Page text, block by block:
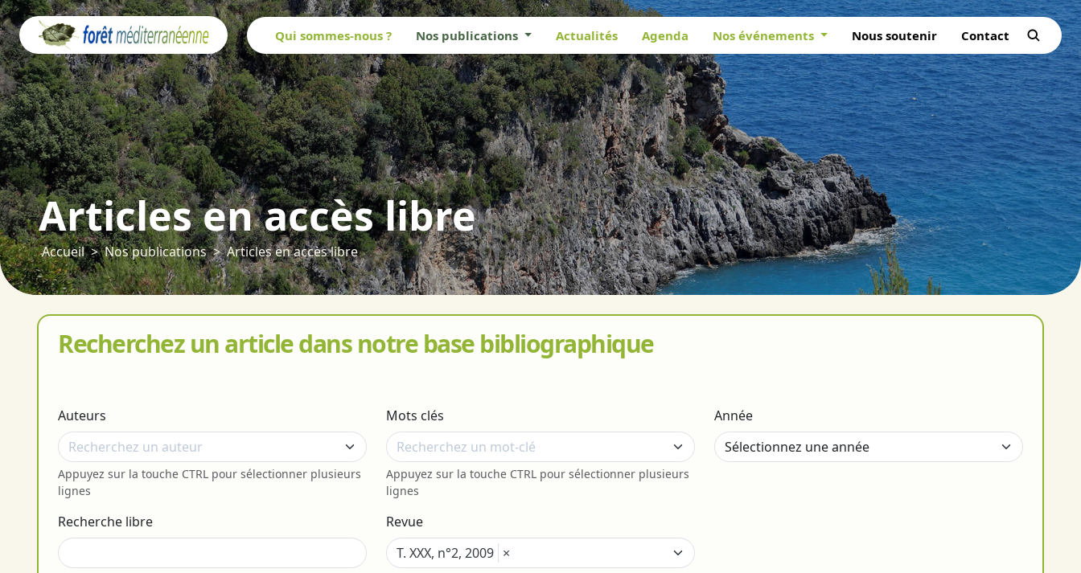
Qui sommes-nous ? Nos publications Actualités Agenda Nos événements Nous soutenir Contact
Articles en accès libre
Accueil Nos publications Articles en accès libre
Recherchez un article dans notre base bibliographique
Auteurs
Appuyez sur la touche CTRL pour sélectionner plusieurs
lignes
Mots clés
Appuyez sur la touche CTRL pour sélectionner plusieurs
lignes
Année
Recherche libre
Revue
T. XXX, n°2, 2009 ×
Panneau de gestion des cookies